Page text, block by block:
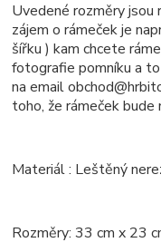
Uvedené rozměry jsou
zájem o rámeček je
šířku ) kam chcete
fotografie pomníku a
na email
toho, že rámeček
Materiál : Leštěný
Rozměry: 33 cm x 23